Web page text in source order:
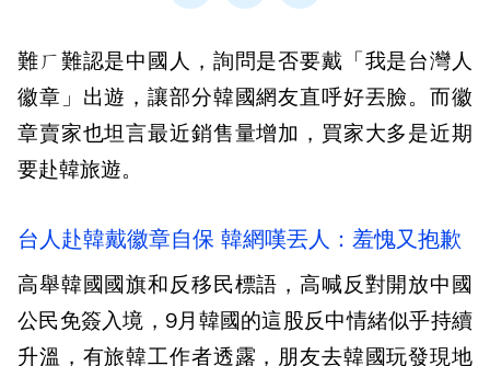
難ㄏ難認是中國人，詢問是否要戴「我是台灣人
徽章」出遊，讓部分韓國網友直呼好丟臉。而徽
章賣家也坦言最近銷售量增加，買家大多是近期
要赴韓旅遊。
台人赴韓戴徽章自保 韓網嘆丟人：羞愧又抱歉
高舉韓國國旗和反移民標語，高喊反對開放中國
公民免簽入境，9月韓國的這股反中情緒似乎持續
升溫，有旅韓工作者透露，朋友去韓國玩發現地